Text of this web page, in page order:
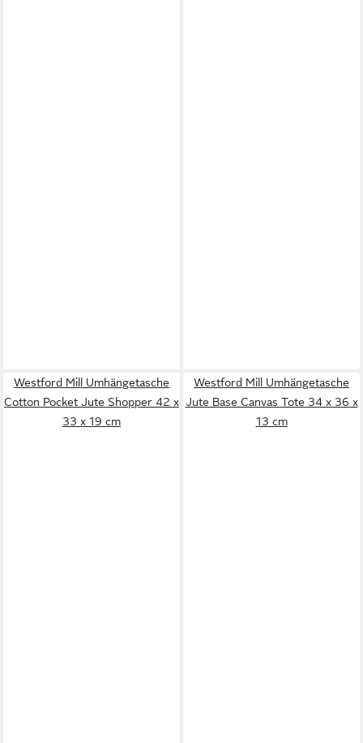
Westford Mill Umhängetasche
Cotton Pocket Jute Shopper 42 x
33 x 19 cm
Westford Mill Umhängetasche
Jute Base Canvas Tote 34 x 36 x
13 cm